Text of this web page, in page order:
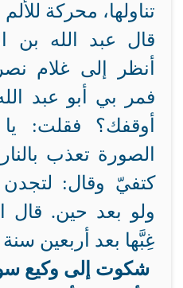
تناولها، محركة
قال عبد الله بن
أنظر إلى غلام
فمر بي أبو عبد
أوقفك؟ فقلت:
الصورة تعذب
كتفيّ وقال: لتجدن
ولو بعد حين. قال
غِبَّها بعد أربعين
شكوت إلى وكيع